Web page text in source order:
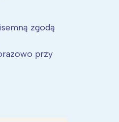
zgodą
przy